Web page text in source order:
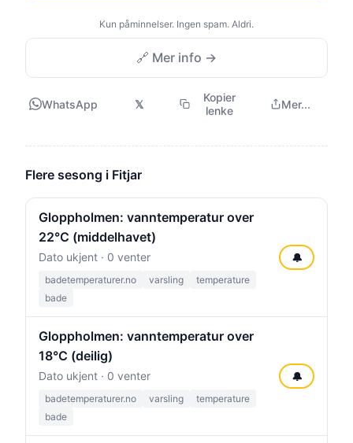
Kun påminnelser. Ingen spam. Aldri.
🔗 Mer info →
WhatsApp 𝕏
Kopier
lenke
Mer...
Flere sesong i Fitjar
Gloppholmen: vanntemperatur over
22°C (middelhavet)
Dato ukjent · 0 venter
badetemperaturer.no varsling
temperature
bade
🔔
Gloppholmen: vanntemperatur over
18°C (deilig)
Dato ukjent · 0 venter
badetemperaturer.no varsling
temperature
bade
🔔